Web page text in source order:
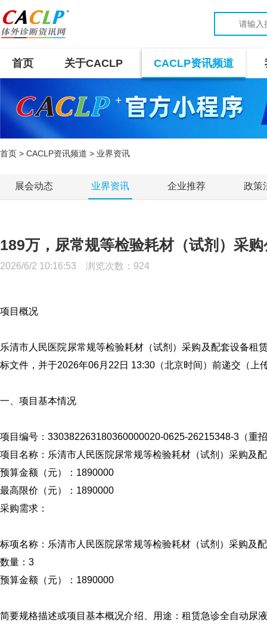
首页 关于CACLP CACLP资讯频道
首页 > CACLP资讯频道 > 业界资讯
展会动态 业界资讯 企业推荐 政策
189万，尿常规等检验耗材（试剂）采
2026/6/2 10:16:53 浏览次数： 924
项目概况
乐清市人民医院尿常规等检验耗材（试剂）采购及配套设备租
标文件，并于2026年06月22日 13:30（北京时间）前递交（上
一、项目基本情况
项目编号：330382263180360000020-0625-26215348-3（重
项目名称：乐清市人民医院尿常规等检验耗材（试剂）采购及
预算金额（元）：1890000
最高限价（元）：1890000
采购需求：
标项名称：乐清市人民医院尿常规等检验耗材（试剂）采购
数量：3
预算金额（元）：1890000
简要规格描述或项目基本概况介绍、用途：租赁急诊全自动尿